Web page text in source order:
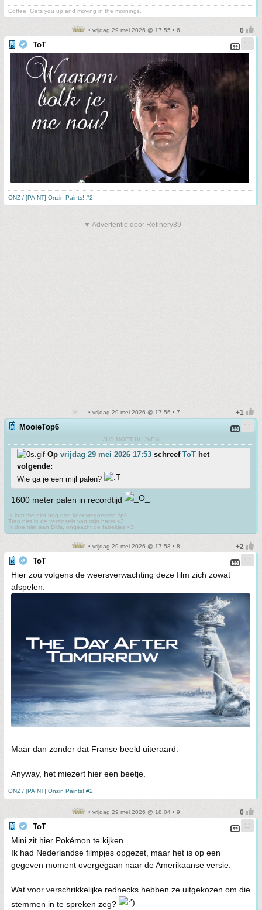
Coffee. Gets you up and moving in the mornings.
• vrijdag 29 mei 2026 @ 17:55 • 6
ToT
ONZ / [PAINT] Onzin Paints! #2
▼ Advertentie door Refinery89
• vrijdag 29 mei 2026 @ 17:56 • 7
MooieTop6
JUS MOET BLIJVEN
Op vrijdag 29 mei 2026 17:53 schreef ToT het
volgende:
Wie ga je een mijl palen?
1600 meter palen in recordtijd
Ik laat me niet nog een keer wegpesten ^p^
Trap niet in de verzinsels van mijn hater <3
Ik doe niet aan DMs, ongeacht de fabeltjes <3
• vrijdag 29 mei 2026 @ 17:58 • 8
ToT
Hier zou volgens de weersverwachting deze film zich zowat
afspelen:
Maar dan zonder dat Franse beeld uiteraard.
Anyway, het miezert hier een beetje.
ONZ / [PAINT] Onzin Paints! #2
• vrijdag 29 mei 2026 @ 18:04 • 9
ToT
Mini zit hier Pokémon te kijken.
Ik had Nederlandse filmpjes opgezet, maar het is op een
gegeven moment overgegaan naar de Amerikaanse versie.
Wat voor verschrikkelijke rednecks hebben ze uitgekozen om die
stemmen in te spreken zeg?